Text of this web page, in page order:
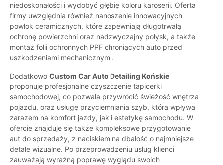
niedoskonałości i wydobyć głębię koloru karoserii. Oferta
firmy uwzględnia również nanoszenie innowacyjnych
powłok ceramicznych, które zapewniają długotrwałą
ochronę powierzchni oraz nadzwyczajny połysk, a także
montaż folii ochronnych PPF chroniących auto przed
uszkodzeniami mechanicznymi.
Dodatkowo Custom Car Auto Detailing Końskie
proponuje profesjonalne czyszczenie tapicerki
samochodowej, co pozwala przywrócić świeżość wnętrza
pojazdu, oraz usługę przyciemniania szyb, która wpływa
zarazem na komfort jazdy, jak i estetykę samochodu. W
ofercie znajduje się także kompleksowe przygotowanie
aut do sprzedaży, z naciskiem na dbałość o najmniejsze
detale wizualne. Po przeprowadzeniu usług klienci
zauważają wyraźną poprawę wyglądu swoich